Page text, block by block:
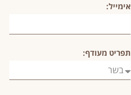
אימייל:
תפריט מעודף: